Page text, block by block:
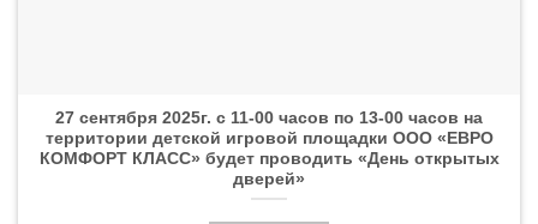
27 сентября 2025г. с 11-00 часов по 13-00 часов на
территории детской игровой площадки ООО «ЕВРО
КОМФОРТ КЛАСС» будет проводить «День открытых
дверей»